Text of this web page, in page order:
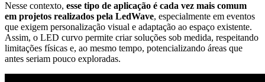
Nesse contexto, esse tipo de aplicação é cada vez mais comum
em projetos realizados pela LedWave, especialmente em eventos
que exigem personalização visual e adaptação ao espaço existente.
Assim, o LED curvo permite criar soluções sob medida, respeitando
limitações físicas e, ao mesmo tempo, potencializando áreas que
antes seriam pouco exploradas.